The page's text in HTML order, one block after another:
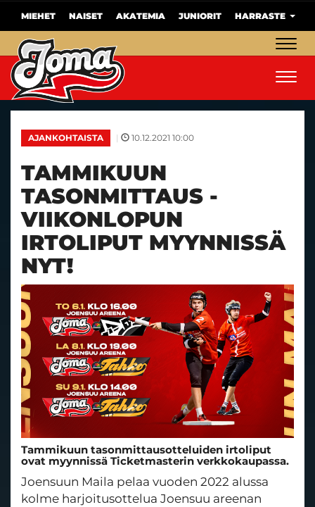
MIEHET NAISET AKATEMIA JUNIORIT HARRASTE
AJANKOHTAISTA | 10.12.2021 10:00
TAMMIKUUN
TASONMITTAUS -
VIIKONLOPUN
IRTOLIPUT MYYNNISSÄ
NYT!
Tammikuun tasonmittausotteluiden irtoliput
ovat myynnissä Ticketmasterin verkkokaupassa.
Joensuun Maila pelaa vuoden 2022 alussa
kolme harjoitusottelua Joensuu areenan